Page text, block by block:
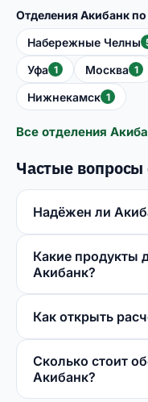
Отделения Акибанк
Набережные Челны
Уфа 1 Москва 1
Нижнекамск 1
Все отделения
Частые вопросы
Надёжен ли
Какие продукты
Акибанк?
Как открыть
Сколько стоит
Акибанк?